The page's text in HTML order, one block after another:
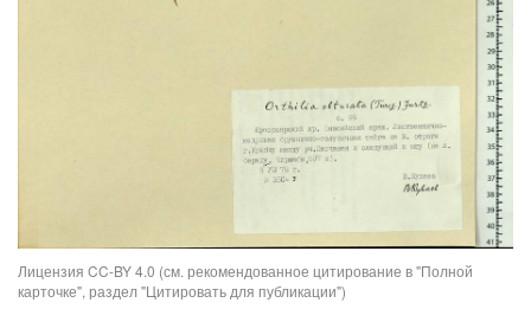
Лицензия CC-BY 4.0 (см. рекомендованное цитирование в "Полной
карточке", раздел "Цитировать для публикации")